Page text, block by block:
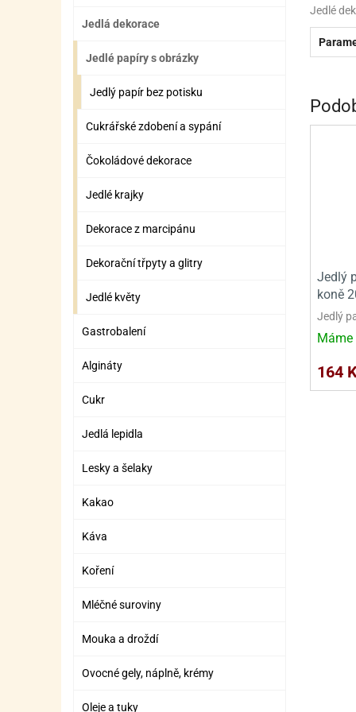
BOXY A TAŠKY NA POMŮCKY
Jedlá dekorace
Jedlé papíry s obrázky
Jedlý papír bez potisku
Cukrářské zdobení a sypání
Čokoládové dekorace
Jedlé krajky
Dekorace z marcipánu
Dekorační třpyty a glitry
Jedlé květy
Gastrobalení
Algináty
Cukr
Jedlá lepidla
Lesky a šelaky
Kakao
Káva
Koření
Mléčné suroviny
Mouka a droždí
Ovocné gely, náplně, krémy
Oleje a tuky
Jedlé
Jedlý
koně
Jedlý
Máme
164